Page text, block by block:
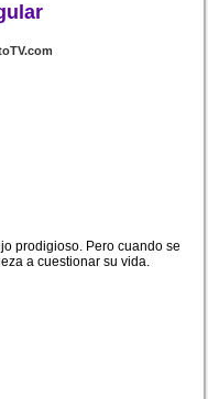
prodigioso. Pero cuando se
a cuestionar su vida.